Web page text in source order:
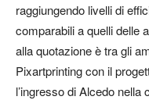
raggiungendo livelli di
comparabili a quelli delle
alla quotazione è tra gli
Pixartprinting con il
l’ingresso di Alcedo